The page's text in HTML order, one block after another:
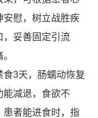
安慰，树立战胜疾
，妥善固定引流
3天，肠蠕动恢复
减退，食欲不
患者能进食时，指